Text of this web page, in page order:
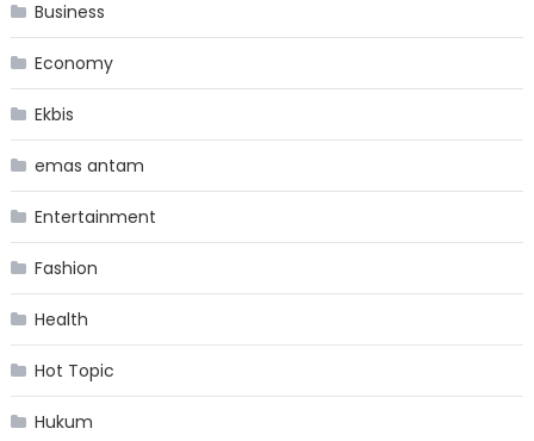
Business
Economy
Ekbis
emas antam
Entertainment
Fashion
Health
Hot Topic
Hukum